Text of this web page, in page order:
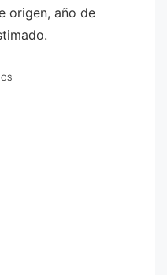
origen, año de